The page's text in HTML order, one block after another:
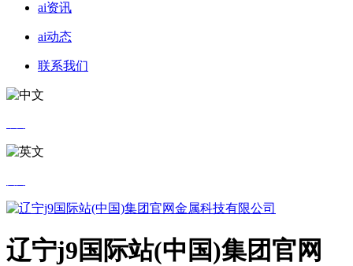
ai资讯
ai动态
联系我们
辽宁j9国际站(中国)集团官网